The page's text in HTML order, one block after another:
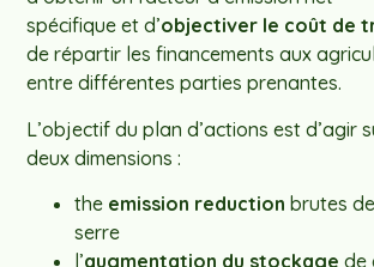
spécifique et d’objectiver le coût de
de répartir les financements aux
entre différentes parties prenantes.
L’objectif du plan d’actions est d’agir
deux dimensions :
the emission reduction brutes
serre
l’augmentation du stockage de